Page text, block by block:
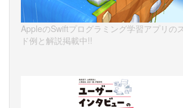
AppleのSwiftプログラミング学習アプリの
ド例と解説掲載中!!